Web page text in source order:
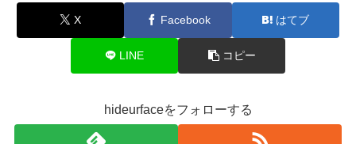
X Facebook はてブ
LINE コピー
hideurfaceをフォローする